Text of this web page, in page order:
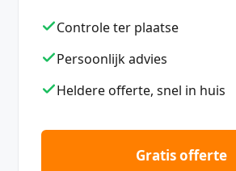
Controle ter plaatse
Persoonlijk advies
Heldere offerte, snel in huis
Gratis offerte